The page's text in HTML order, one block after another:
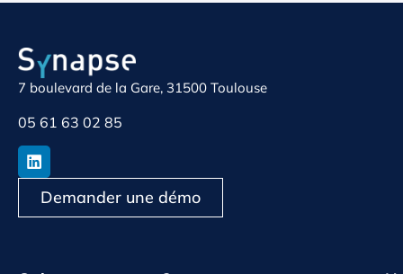
7 boulevard de la Gare, 31500 Toulouse
05 61 63 02 85
Demander une démo